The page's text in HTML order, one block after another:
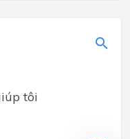
tôi